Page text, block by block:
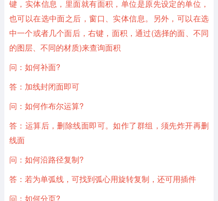
键，实体信息，里面就有面积，单位是原先设定的单位，
也可以在选中面之后，窗口、实体信息。另外，可以在选
中一个或者几个面后，右键，面积，通过(选择的面、不同
的图层、不同的材质)来查询面积
问：如何补面?
答：加线封闭面即可
问：如何作布尔运算?
答：运算后，删除线面即可。如作了群组，须先炸开再删
线面
问：如何沿路径复制?
答：若为单弧线，可找到弧心用旋转复制，还可用插件
问：如何分页?